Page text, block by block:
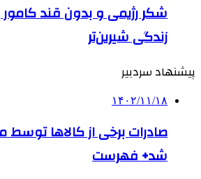
شکر رژیمی و بدون قند
زندگی شیرین‌تر
پیشنهاد سردبیر
۱۴۰۲/۱۱/۱۸
صادرات برخی از کالاها توسط
شد+ فهرست